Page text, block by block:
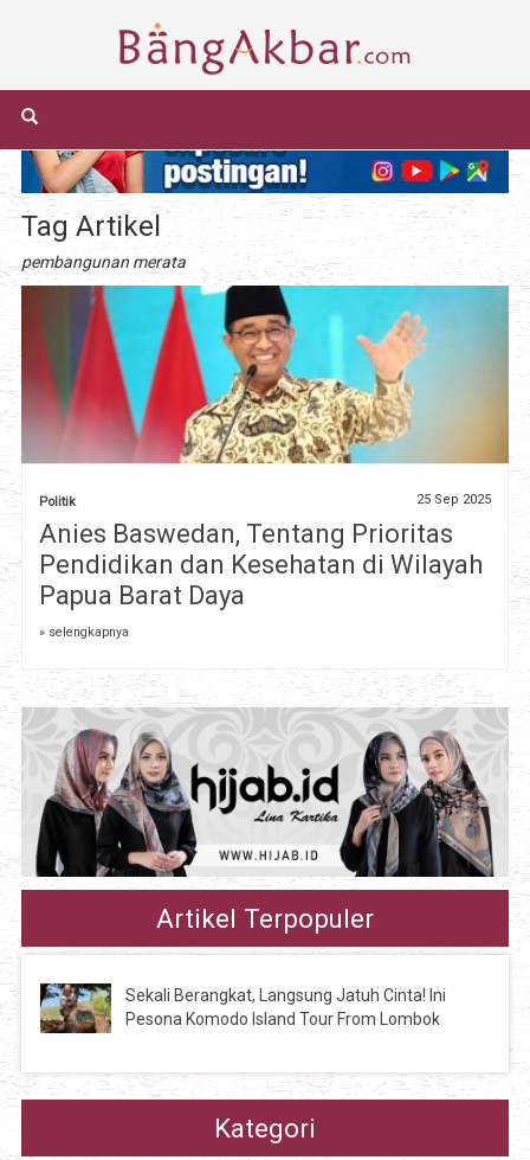
Tag Artikel
pembangunan merata
Politik 25 Sep 2025
Anies Baswedan, Tentang Prioritas
Pendidikan dan Kesehatan di Wilayah
Papua Barat Daya
» selengkapnya
Artikel Terpopuler
Sekali Berangkat, Langsung Jatuh Cinta! Ini
Pesona Komodo Island Tour From Lombok
Kategori